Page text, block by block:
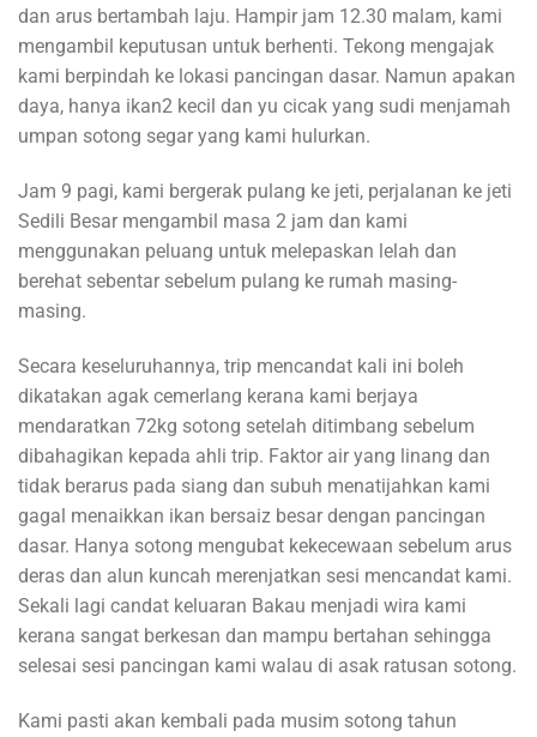
dan arus bertambah laju. Hampir jam 12.30 malam, kami
mengambil keputusan untuk berhenti. Tekong mengajak
kami berpindah ke lokasi pancingan dasar. Namun apakan
daya, hanya ikan2 kecil dan yu cicak yang sudi menjamah
umpan sotong segar yang kami hulurkan.
Jam 9 pagi, kami bergerak pulang ke jeti, perjalanan ke jeti
Sedili Besar mengambil masa 2 jam dan kami
menggunakan peluang untuk melepaskan lelah dan
berehat sebentar sebelum pulang ke rumah masing-
masing.
Secara keseluruhannya, trip mencandat kali ini boleh
dikatakan agak cemerlang kerana kami berjaya
mendaratkan 72kg sotong setelah ditimbang sebelum
dibahagikan kepada ahli trip. Faktor air yang linang dan
tidak berarus pada siang dan subuh menatijahkan kami
gagal menaikkan ikan bersaiz besar dengan pancingan
dasar. Hanya sotong mengubat kekecewaan sebelum arus
deras dan alun kuncah merenjatkan sesi mencandat kami.
Sekali lagi candat keluaran Bakau menjadi wira kami
kerana sangat berkesan dan mampu bertahan sehingga
selesai sesi pancingan kami walau di asak ratusan sotong.
Kami pasti akan kembali pada musim sotong tahun